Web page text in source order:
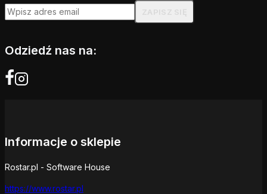
Odziedź nas na:
Informacje o sklepie
Rostar.pl - Software House
https://www.rostar.pl